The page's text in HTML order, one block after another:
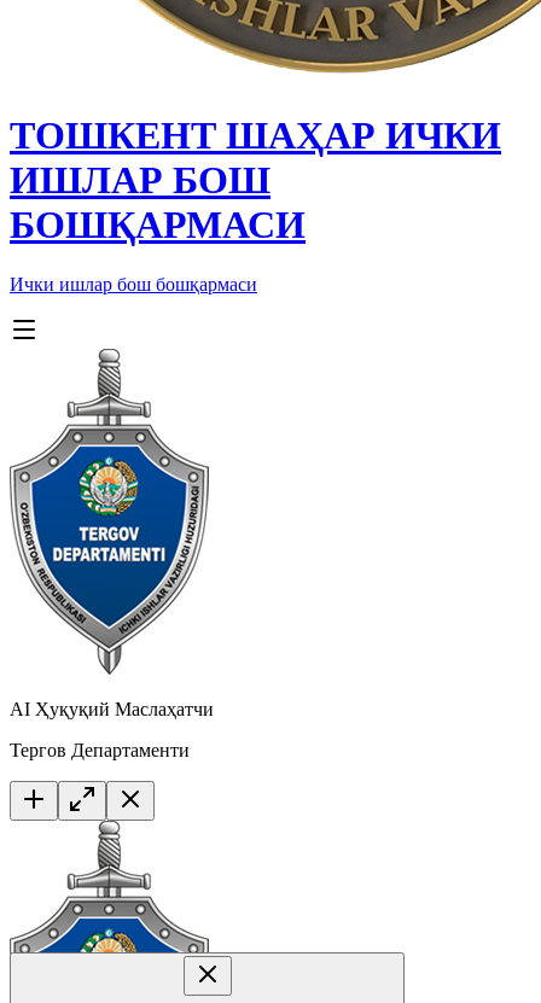
ТОШКЕНТ ШАҲАР ИЧКИ
ИШЛАР БОШ
БОШҚАРМАСИ
Ички ишлар бош бошқармаси
AI Ҳуқуқий Маслаҳатчи
Тергов Департаменти